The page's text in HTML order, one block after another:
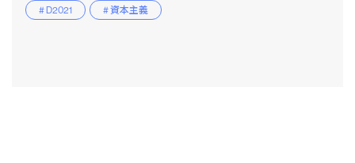
# D2021 # 資本主義